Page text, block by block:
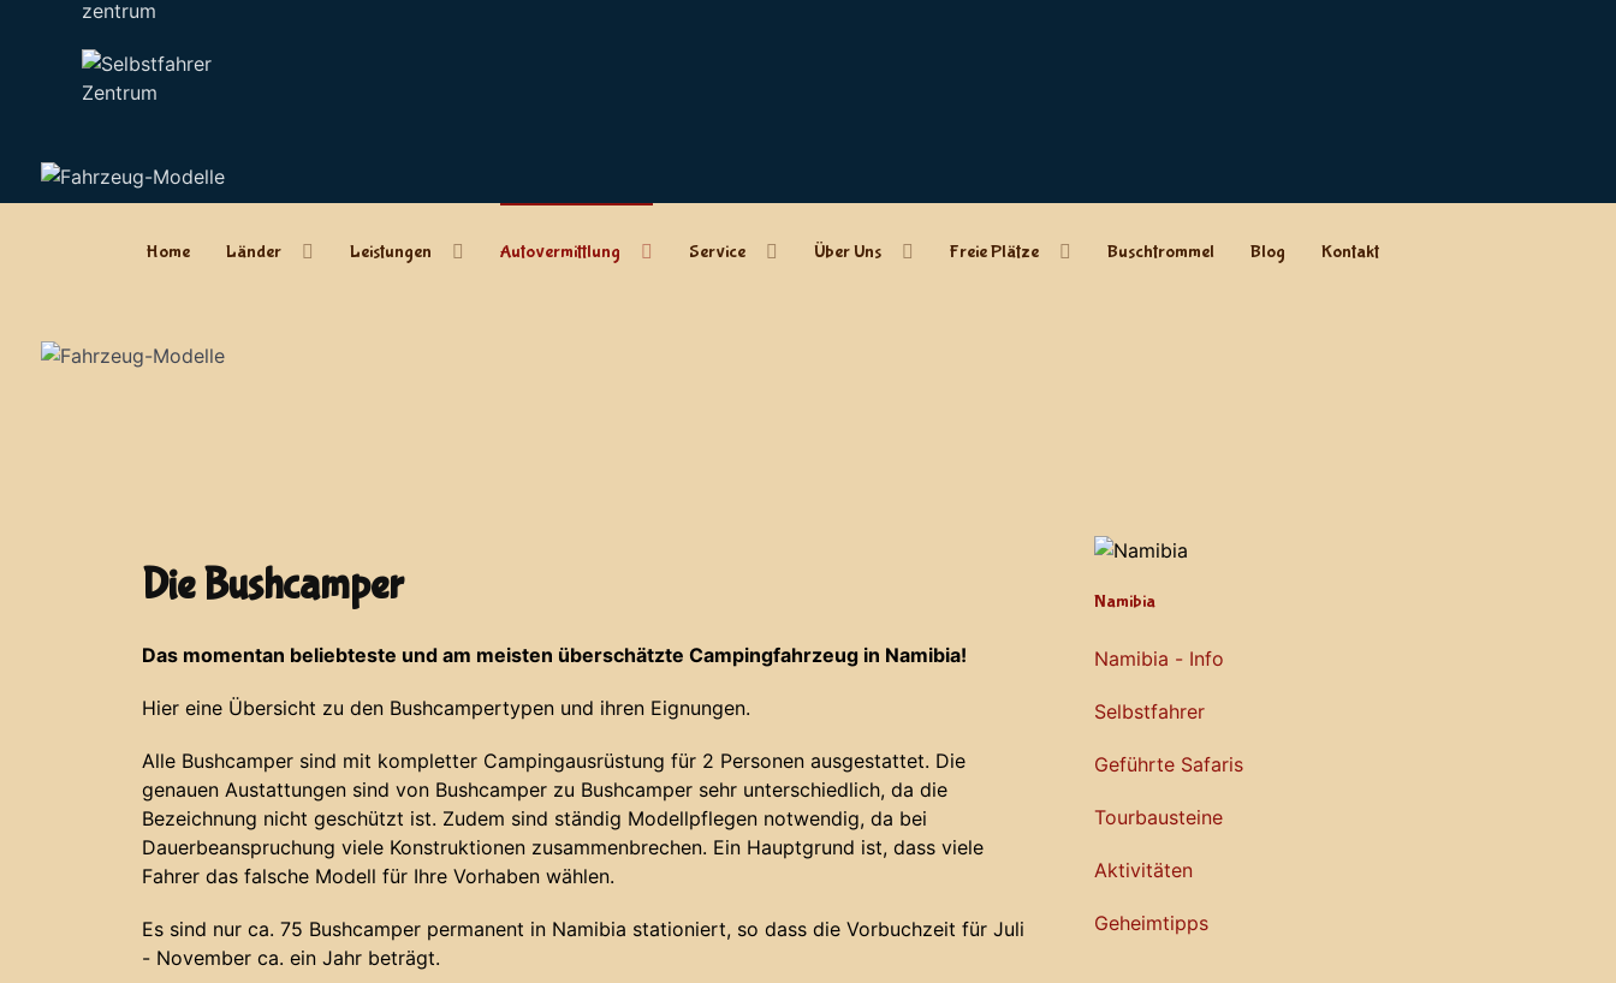
zentrum
Home Länder Leistungen Autovermittlung Service Über Uns Freie Plätze Buschtrommel Blog Kontakt
Die Bushcamper
Das momentan beliebteste und am meisten überschätzte Campingfahrzeug in Namibia!
Hier eine Übersicht zu den Bushcampertypen und ihren Eignungen.
Alle Bushcamper sind mit kompletter Campingausrüstung für 2 Personen ausgestattet. Die
genauen Austattungen sind von Bushcamper zu Bushcamper sehr unterschiedlich, da die
Bezeichnung nicht geschützt ist. Zudem sind ständig Modellpflegen notwendig, da bei
Dauerbeanspruchung viele Konstruktionen zusammenbrechen. Ein Hauptgrund ist, dass viele
Fahrer das falsche Modell für Ihre Vorhaben wählen.
Es sind nur ca. 75 Bushcamper permanent in Namibia stationiert, so dass die Vorbuchzeit für Juli
- November ca. ein Jahr beträgt.
Namibia
Namibia - Info
Selbstfahrer
Geführte Safaris
Tourbausteine
Aktivitäten
Geheimtipps